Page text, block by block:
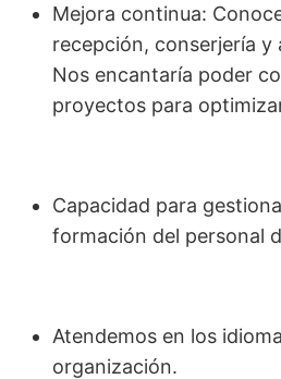
Mejora continua:
recepción, conserjería y
Nos encantaría poder
proyectos para
Capacidad para
formación del personal
Atendemos en los
organización.